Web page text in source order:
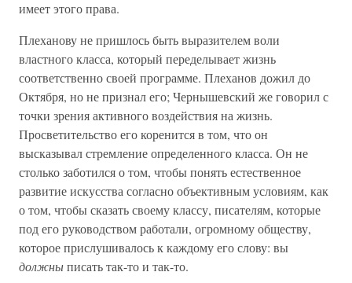
имеет этого права.
Плеханову не пришлось быть выразителем воли
властного класса, который переделывает жизнь
соответственно своей программе. Плеханов дожил до
Октября, но не признал его; Чернышевский же говорил с
точки зрения активного воздействия на жизнь.
Просветительство его коренится в том, что он
высказывал стремление определенного класса. Он не
столько заботился о том, чтобы понять естественное
развитие искусства согласно объективным условиям, как
о том, чтобы сказать своему классу, писателям, которые
под его руководством работали, огромному обществу,
которое прислушивалось к каждому его слову: вы
должныписать так-то и так-то.